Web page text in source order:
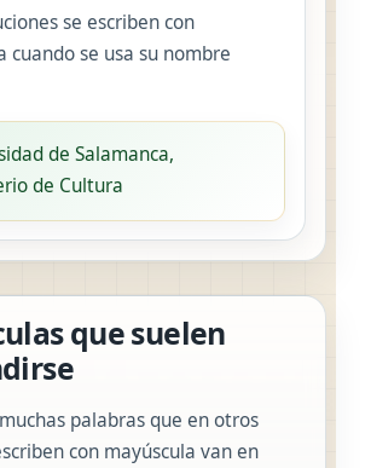
se escriben con
cuando se usa su nombre
de Salamanca,
de Cultura
que suelen
palabras que en otros
con mayúscula van en